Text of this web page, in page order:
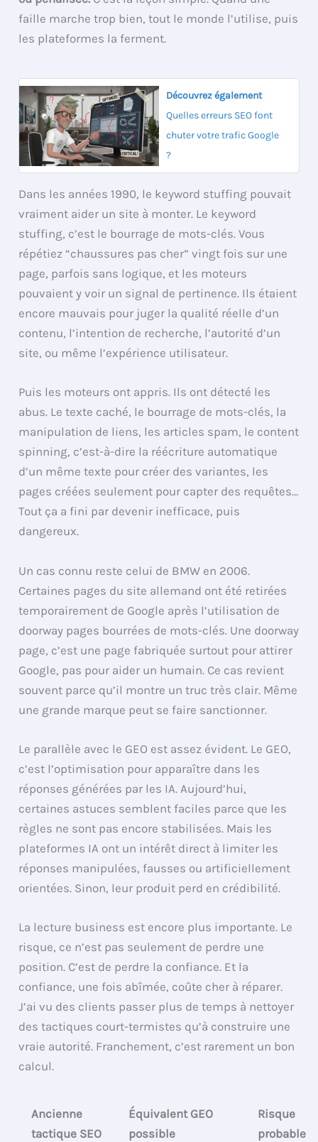
faille marche trop bien, tout le monde l’utilise, puis
les plateformes la ferment.
Découvrez également
Quelles erreurs SEO font
chuter votre trafic Google
?
Dans les années 1990, le keyword stuffing pouvait
vraiment aider un site à monter. Le keyword
stuffing, c’est le bourrage de mots-clés. Vous
répétiez “chaussures pas cher” vingt fois sur une
page, parfois sans logique, et les moteurs
pouvaient y voir un signal de pertinence. Ils étaient
encore mauvais pour juger la qualité réelle d’un
contenu, l’intention de recherche, l’autorité d’un
site, ou même l’expérience utilisateur.
Puis les moteurs ont appris. Ils ont détecté les
abus. Le texte caché, le bourrage de mots-clés, la
manipulation de liens, les articles spam, le content
spinning, c’est-à-dire la réécriture automatique
d’un même texte pour créer des variantes, les
pages créées seulement pour capter des requêtes…
Tout ça a fini par devenir inefficace, puis
dangereux.
Un cas connu reste celui de BMW en 2006.
Certaines pages du site allemand ont été retirées
temporairement de Google après l’utilisation de
doorway pages bourrées de mots-clés. Une doorway
page, c’est une page fabriquée surtout pour attirer
Google, pas pour aider un humain. Ce cas revient
souvent parce qu’il montre un truc très clair. Même
une grande marque peut se faire sanctionner.
Le parallèle avec le GEO est assez évident. Le GEO,
c’est l’optimisation pour apparaître dans les
réponses générées par les IA. Aujourd’hui,
certaines astuces semblent faciles parce que les
règles ne sont pas encore stabilisées. Mais les
plateformes IA ont un intérêt direct à limiter les
réponses manipulées, fausses ou artificiellement
orientées. Sinon, leur produit perd en crédibilité.
La lecture business est encore plus importante. Le
risque, ce n’est pas seulement de perdre une
position. C’est de perdre la confiance. Et la
confiance, une fois abîmée, coûte cher à réparer.
J’ai vu des clients passer plus de temps à nettoyer
des tactiques court-termistes qu’à construire une
vraie autorité. Franchement, c’est rarement un bon
calcul.
Ancienne
tactique SEO
Équivalent GEO
possible
Risque
probable